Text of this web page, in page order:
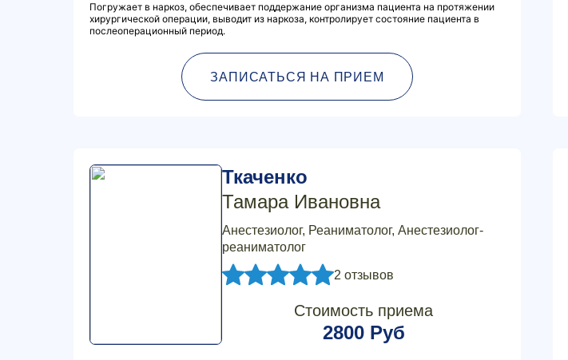
Погружает в наркоз, обеспечивает поддержание организма пациента на протяжении
хирургической операции, выводит из наркоза, контролирует состояние пациента в
послеоперационный период.
ЗАПИСАТЬСЯ НА ПРИЕМ
Ткаченко
Тамара Ивановна
Анестезиолог, Реаниматолог, Анестезиолог-
реаниматолог
2 отзывов
Стоимость приема
2800 Руб